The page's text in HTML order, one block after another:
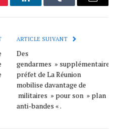
LinkedInTumblr
ARTICLE SUIVANT
Des
gendarmes » supplémentaires «
préfet de La Réunion
mobilise davantage de
militaires » pour son » plan
anti-bandes « .